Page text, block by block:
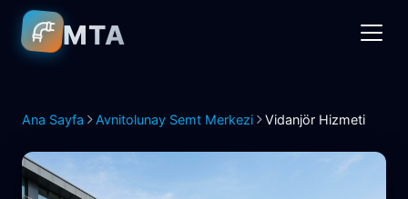
MTA
Ana Sayfa Avnitolunay Semt Merkezi Vidanjör Hizmeti